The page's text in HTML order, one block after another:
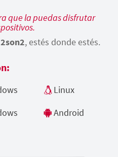
que la puedas disfrutar
2son2, estés donde estés.
Linux
Android